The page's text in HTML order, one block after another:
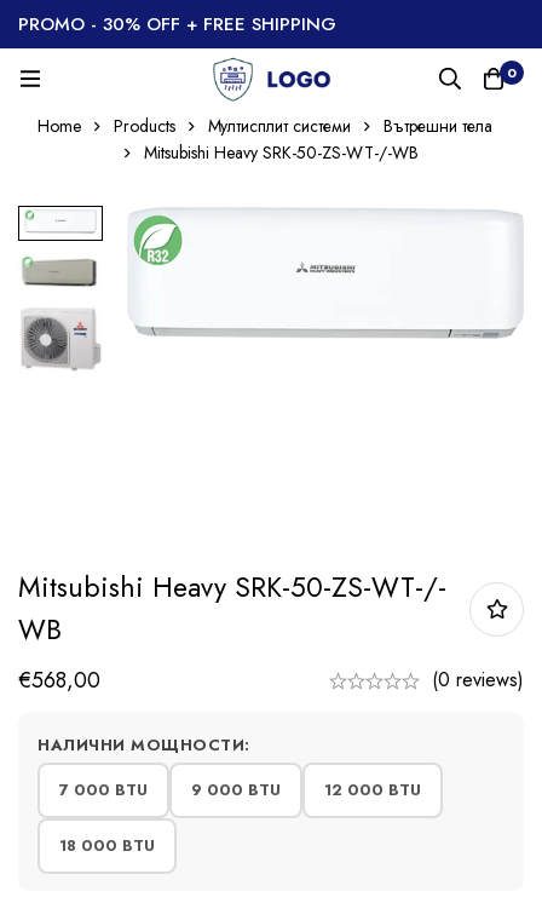
PROMO - 30% OFF + FREE SHIPPING
0
Home Products Мултисплит системи
Вътрешни тела
Mitsubishi Heavy SRK-50-ZS-WT-/-WB
Mitsubishi Heavy SRK-50-ZS-WT-/-
WB
€568,00 (0 reviews)
НАЛИЧНИ МОЩНОСТИ:
7 000 BTU
9 000 BTU 12 000 BTU
18 000 BTU